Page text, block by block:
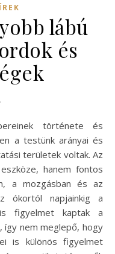
lábú
és
a testünk arányai és
területek voltak. Az
hanem fontos
a mozgásban és az
ókortól napjainkig a
figyelmet kaptak a
nem meglepő, hogy
is különös figyelmet